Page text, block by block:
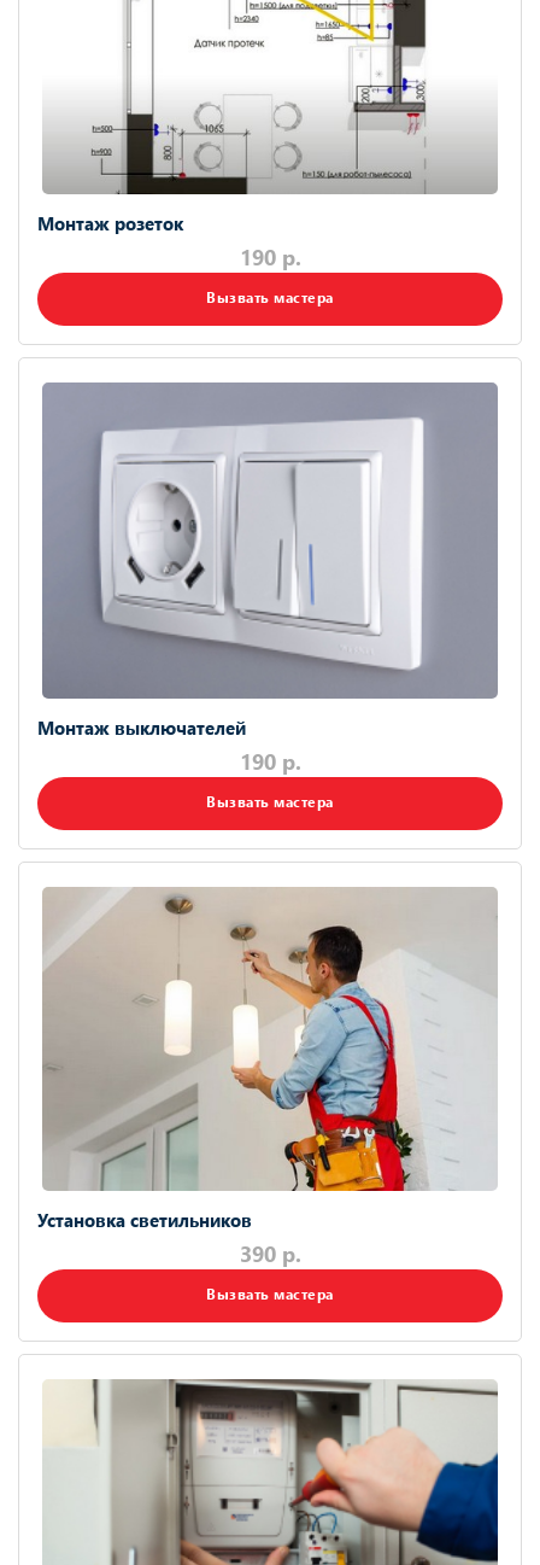
Монтаж розеток
190 р.
Вызвать мастера
Монтаж выключателей
190 р.
Вызвать мастера
Установка светильников
390 р.
Вызвать мастера